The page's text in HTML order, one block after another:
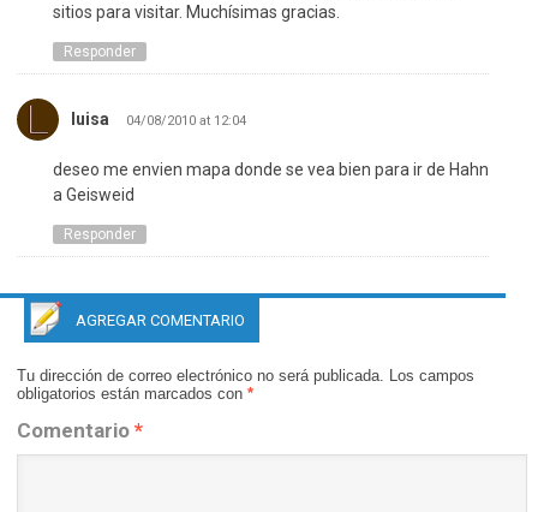
sitios para visitar. Muchísimas gracias.
Responder
luisa 04/08/2010 at 12:04
deseo me envien mapa donde se vea bien para ir de Hahn
a Geisweid
Responder
AGREGAR COMENTARIO
Tu dirección de correo electrónico no será publicada. Los campos
obligatorios están marcados con *
Comentario *